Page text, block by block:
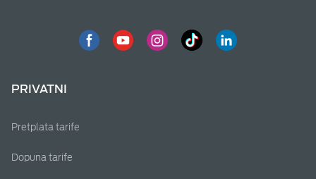
PRIVATNI
Pretplata tarife
Dopuna tarife